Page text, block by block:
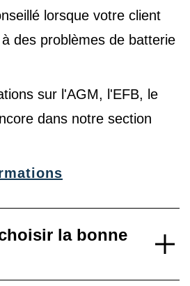
lorsque votre client
des problèmes de batterie
sur l'AGM, l'EFB, le
dans notre section
la bonne